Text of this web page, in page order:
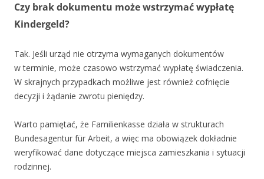
Czy brak dokumentu może wstrzymać wypłatę
Kindergeld?
Tak. Jeśli urząd nie otrzyma wymaganych dokumentów
w terminie, może czasowo wstrzymać wypłatę świadczenia.
W skrajnych przypadkach możliwe jest również cofnięcie
decyzji i żądanie zwrotu pieniędzy.
Warto pamiętać, że Familienkasse działa w strukturach
Bundesagentur für Arbeit, a więc ma obowiązek dokładnie
weryfikować dane dotyczące miejsca zamieszkania i sytuacji
rodzinnej.